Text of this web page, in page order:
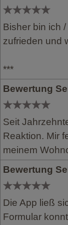
Bisher bin ich
zufrieden und
***
Bewertung
Seit
Reaktion. Mir
meinem
Bewertung
Die App ließ
Formular